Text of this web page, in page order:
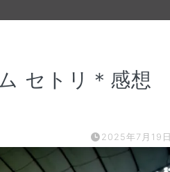
セトリ＊感想
2025年7月19日